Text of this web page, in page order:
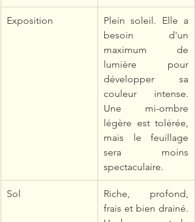
Exposition
Plein soleil. Elle a
besoin d'un
maximum de
lumière pour
développer sa
couleur intense.
Une mi-ombre
légère est tolérée,
mais le feuillage
sera moins
spectaculaire.
Sol
Riche, profond,
frais et bien drainé.